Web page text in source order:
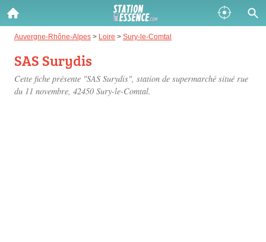
Auvergne-Rhône-Alpes > Loire > Sury-le-Comtal
SAS Surydis
Cette fiche présente "SAS Surydis", station de supermarché situé rue
du 11 novembre, 42450 Sury-le-Comtal.
Gazole :
Disponible
SP 98 :